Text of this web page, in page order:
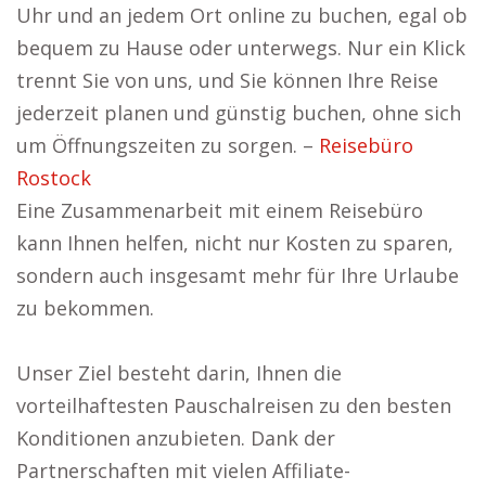
Uhr und an jedem Ort online zu buchen, egal ob
bequem zu Hause oder unterwegs. Nur ein Klick
trennt Sie von uns, und Sie können Ihre Reise
jederzeit planen und günstig buchen, ohne sich
um Öffnungszeiten zu sorgen. – Reisebüro
Rostock
Eine Zusammenarbeit mit einem Reisebüro
kann Ihnen helfen, nicht nur Kosten zu sparen,
sondern auch insgesamt mehr für Ihre Urlaube
zu bekommen.
Unser Ziel besteht darin, Ihnen die
vorteilhaftesten Pauschalreisen zu den besten
Konditionen anzubieten. Dank der
Partnerschaften mit vielen Affiliate-